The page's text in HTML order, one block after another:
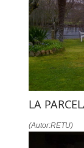
LA
(Autor:RETU)